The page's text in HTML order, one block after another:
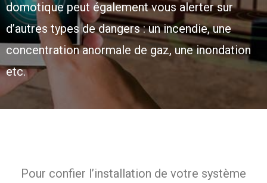
domotique peut également vous alerter sur
d’autres types de dangers : un incendie, une
concentration anormale de gaz, une inondation
etc.
Pour confier l’installation de votre système